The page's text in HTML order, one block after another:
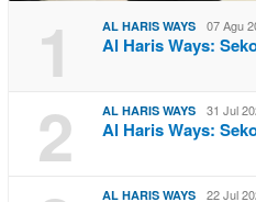
1 AL HARIS WAYS 07 Agu
Al Haris Ways:
2 AL HARIS WAYS 31 Jul
Al Haris Ways:
AL HARIS WAYS 22 Jul